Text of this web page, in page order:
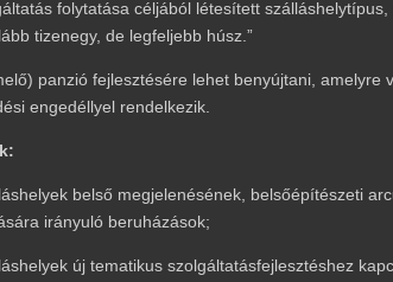
folytatása céljából létesített
tizenegy, de legfeljebb húsz.”
panzió fejlesztésére lehet benyújtani,
engedéllyel rendelkezik.
belső megjelenésének, belsőépítészeti
irányuló beruházások;
új tematikus szolgáltatásfejlesztéshez